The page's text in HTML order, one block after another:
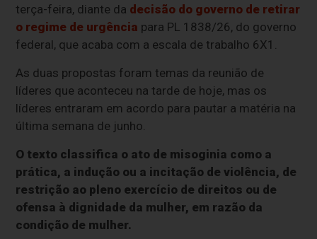
terça-feira, diante da decisão do governo de retirar
o regime de urgência para PL 1838/26, do governo
federal, que acaba com a escala de trabalho 6X1.
As duas propostas foram temas da reunião de
líderes que aconteceu na tarde de hoje, mas os
líderes entraram em acordo para pautar a matéria na
última semana de junho.
O texto classifica o ato de misoginia como a
prática, a indução ou a incitação de violência, de
restrição ao pleno exercício de direitos ou de
ofensa à dignidade da mulher, em razão da
condição de mulher.